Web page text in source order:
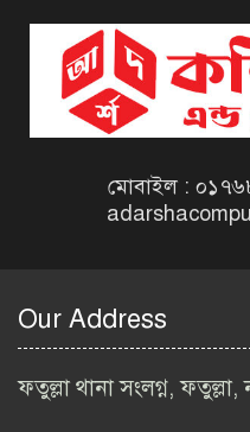
মোবাইল :
Our Address
ফতুল্লা থানা সংলগ্ন, ফতুল্লা,